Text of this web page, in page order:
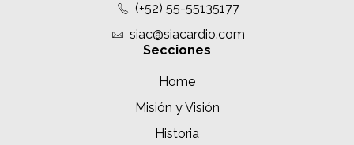
(+52) 55-55135177
siac@siacardio.com
Secciones
Home
Misión y Visión
Historia